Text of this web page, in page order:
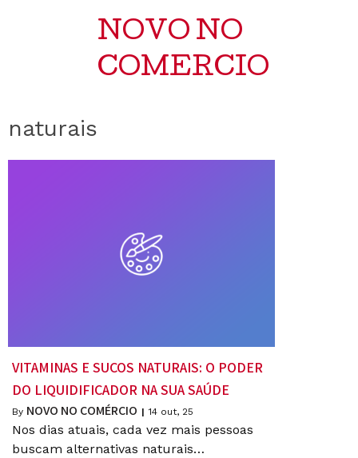
NOVO NO
COMERCIO
naturais
VITAMINAS E SUCOS NATURAIS: O PODER
DO LIQUIDIFICADOR NA SUA SAÚDE
By NOVO NO COMÉRCIO | 14 out, 25
Nos dias atuais, cada vez mais pessoas
buscam alternativas naturais…